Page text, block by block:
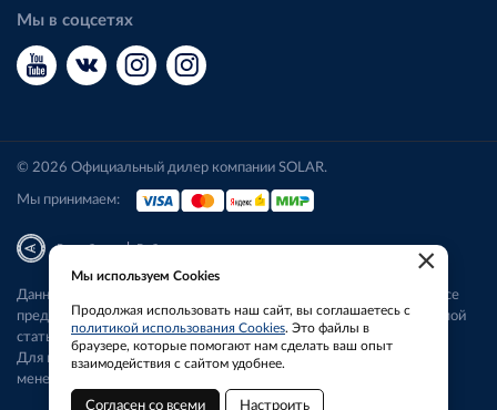
Мы в соцсетях
© 2026 Официальный дилер компании SOLAR.
Мы принимаем:
Разработка|Веб-аналитика
Данный сайт носит исключительно информационный характер. Все
представленные предложения не являются офертой, определяемой
статьей 437 ГК РФ.
Для получения подробной информации свяжитесь с нашим
менеджером.
×
Мы используем Cookies
Продолжая использовать наш сайт, вы соглашаетесь с
политикой использования Cookies. Это файлы в
браузере, которые помогают нам сделать ваш опыт
взаимодействия с сайтом удобнее.
Согласен со всеми Настроить